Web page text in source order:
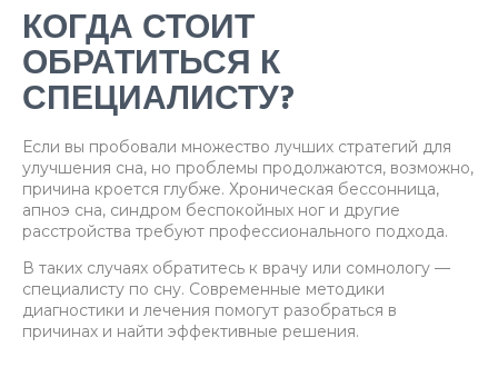
КОГДА СТОИТ
ОБРАТИТЬСЯ К
СПЕЦИАЛИСТУ?
Если вы пробовали множество лучших стратегий для
улучшения сна, но проблемы продолжаются, возможно,
причина кроется глубже. Хроническая бессонница,
апноэ сна, синдром беспокойных ног и другие
расстройства требуют профессионального подхода.
В таких случаях обратитесь к врачу или сомнологу —
специалисту по сну. Современные методики
диагностики и лечения помогут разобраться в
причинах и найти эффективные решения.